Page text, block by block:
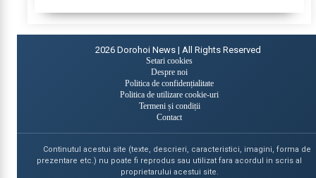
2026 Dorohoi News | All Rights Reserved
Setari cookies
Despre noi
Politica de confidențialitate
Politica de utilizare cookie-uri
Termeni și condiții
Contact
Continutul acestui site (texte, descrieri, caracteristici, imagini, forma de
prezentare etc.) nu poate fi reprodus sau utilizat fara acordul in scris al
proprietarului acestui site.